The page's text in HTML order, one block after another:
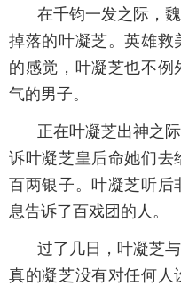
在千钧一发之际，
掉落的叶凝芝。英雄救
的感觉，叶凝芝也不例
气的男子。
正在叶凝芝出神之
诉叶凝芝皇后命她们去
百两银子。叶凝芝听后
息告诉了百戏团的人。
过了几日，叶凝芝
真的凝芝没有对任何人